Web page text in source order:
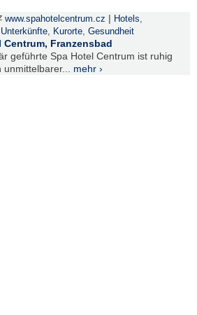
www.spahotelcentrum.cz | Hotels,
Unterkünfte, Kurorte, Gesundheit
Centrum, Franzensbad
geführte Spa Hotel Centrum ist ruhig
unmittelbarer... mehr ›